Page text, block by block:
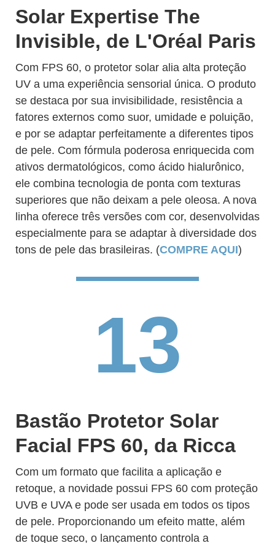
Solar Expertise The
Invisible, de L'Oréal Paris
Com FPS 60, o protetor solar alia alta proteção
UV a uma experiência sensorial única. O produto
se destaca por sua invisibilidade, resistência a
fatores externos como suor, umidade e poluição,
e por se adaptar perfeitamente a diferentes tipos
de pele. Com fórmula poderosa enriquecida com
ativos dermatológicos, como ácido hialurônico,
ele combina tecnologia de ponta com texturas
superiores que não deixam a pele oleosa. A nova
linha oferece três versões com cor, desenvolvidas
especialmente para se adaptar à diversidade dos
tons de pele das brasileiras. (COMPRE AQUI)
13
Bastão Protetor Solar
Facial FPS 60, da Ricca
Com um formato que facilita a aplicação e
retoque, a novidade possui FPS 60 com proteção
UVB e UVA e pode ser usada em todos os tipos
de pele. Proporcionando um efeito matte, além
de toque seco, o lançamento controla a